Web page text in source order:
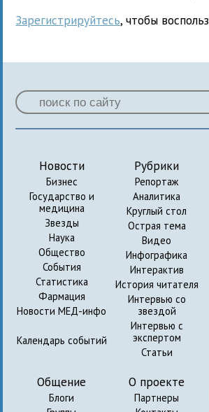
Зарегистрируйтесь, чтобы
Новости
Бизнес
Государство и
медицина
Звезды
Наука
Общество
События
Статистика
Фармация
Новости МЕД-инфо
Календарь событий
Рубрики
Репортаж
Аналитика
Круглый стол
Острая тема
Видео
Инфографика
Интерактив
История читателя
Интервью со
звездой
Интервью с
экспертом
Статьи
Общение
Блоги
О проекте
Партнеры